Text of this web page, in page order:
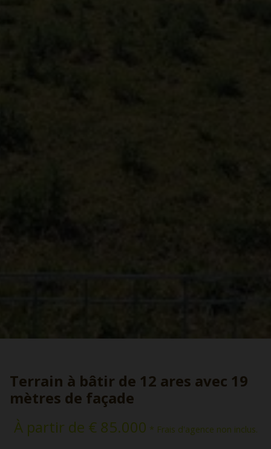
Terrain à bâtir de 12 ares avec 19
mètres de façade
À partir de € 85.000 * Frais d'agence non inclus.